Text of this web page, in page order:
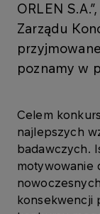
ORLEN
Zarządu
poznamy w
Celem
najlepszych
badawczych.
motywowanie
konsekwencji